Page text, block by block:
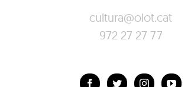
cultura@olot.cat
972 27 27 77